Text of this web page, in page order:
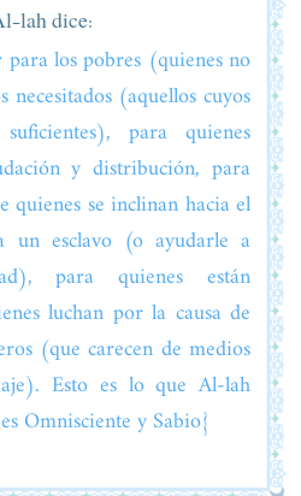
lah dice:
para los pobres (quienes no
necesitados (aquellos cuyos
para quienes
y distribución, para
quienes se inclinan hacia el
un esclavo (o ayudarle a
para quienes están
luchan por la causa de
(que carecen de medios
Esto es lo que Al-lah
Omnisciente y Sabio}